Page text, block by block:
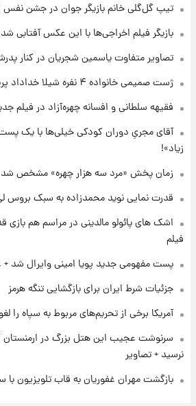
کار استقلال و رامین
عکس / خداحافظی
۱ روز پیش
آتش اختلاف در
مذاق رضاییان خوش
۱ روز پیش
۱۲۹۰ شمسی
هسته‌ای در آسمان
تیپ گل‌گلی خانم بازیگر جوان در جشن نفس
بازیگر فیلم اخراجی‌ها با این عکس آفتابی
تصاویر متفاوت یاسمین شجریان در کنار
ژست صمیمی خانواده ۴ نفره شیلا خداداد پربازدید شد + عکس
فقیهه سلطانی و افسانه چهره‌آزاد در فیلم
آقای مجریِ دوران کودکی خیلی‌ها با یک
زیاد»!
زمان پخش «مرد سه هزار چهره» مشخص شد
قدرت نمایی نوید محمدزاده به سبک
اشک های پائولو مالدینی در مراسم هم بازی
فیلم
پست مفهومی جدید پویا امینی وایرال شد
جزئیات شرط ایران برای بازگشایی تنگه هرمز
آمریکا برخی از تحریم‌های مربوط به سپاه را
سرنوشت عجیب این هتل بزرگ در ارمنستان
نرسید + تصاویر
بازگشت مهران غفوریان به قاب تلویزیون با